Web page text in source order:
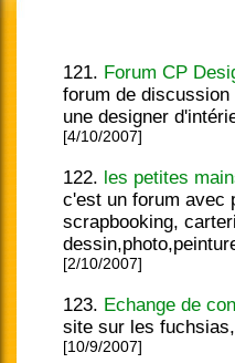
121. Forum CP
forum de
une designer
[4/10/2007]
122. les petites
c'est un forum avec
scrapbooking,
[2/10/2007]
123. Echange de
site sur les
[10/9/2007]